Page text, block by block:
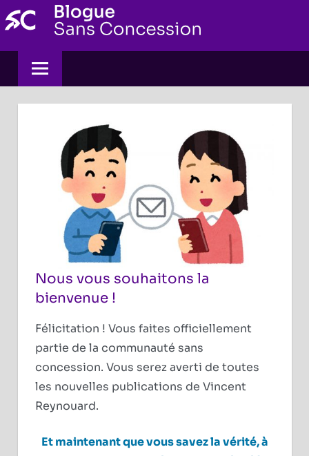
Skip
to
content
Nous vous souhaitons la
bienvenue !
Félicitation ! Vous faites officiellement
partie de la communauté sans
concession. Vous serez averti de toutes
les nouvelles publications de Vincent
Reynouard.
Et maintenant que vous savez la vérité, à